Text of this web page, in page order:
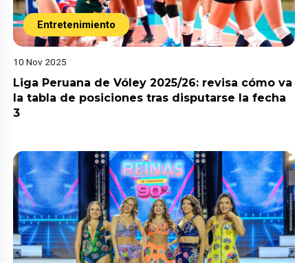
Entretenimiento
10 Nov 2025
Liga Peruana de Vóley 2025/26: revisa cómo va
la tabla de posiciones tras disputarse la fecha
3